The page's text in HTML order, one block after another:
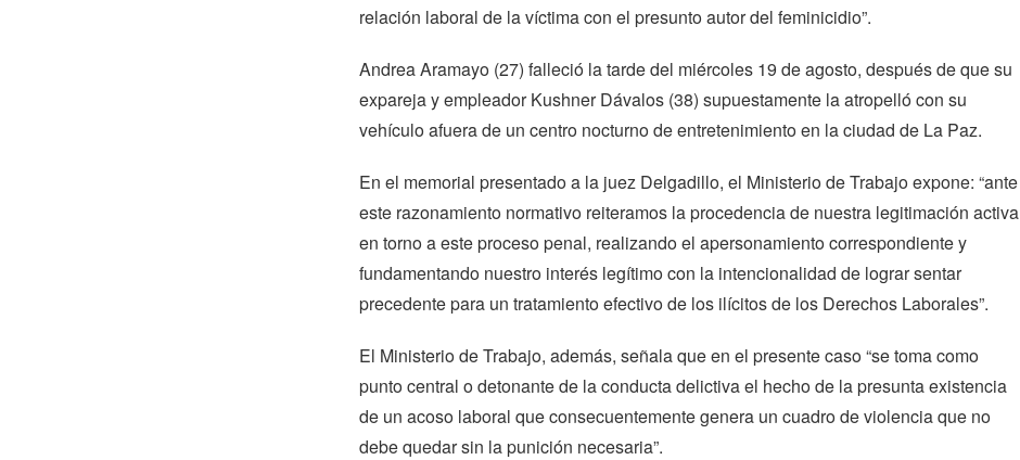
relación laboral de la víctima con el presunto autor del feminicidio”.
Andrea Aramayo (27) falleció la tarde del miércoles 19 de agosto, después de que su
expareja y empleador Kushner Dávalos (38) supuestamente la atropelló con su
vehículo afuera de un centro nocturno de entretenimiento en la ciudad de La Paz.
En el memorial presentado a la juez Delgadillo, el Ministerio de Trabajo expone: “ante
este razonamiento normativo reiteramos la procedencia de nuestra legitimación activa
en torno a este proceso penal, realizando el apersonamiento correspondiente y
fundamentando nuestro interés legítimo con la intencionalidad de lograr sentar
precedente para un tratamiento efectivo de los ilícitos de los Derechos Laborales”.
El Ministerio de Trabajo, además, señala que en el presente caso “se toma como
punto central o detonante de la conducta delictiva el hecho de la presunta existencia
de un acoso laboral que consecuentemente genera un cuadro de violencia que no
debe quedar sin la punición necesaria”.